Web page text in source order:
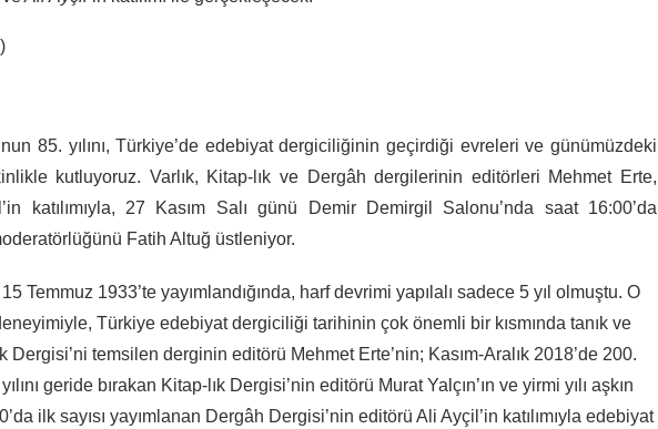
85. yılını, Türkiye’de edebiyat dergiciliğinin geçirdiği evreleri ve günümüzdeki
kutluyoruz. Varlık, Kitap-lık ve Dergâh dergilerinin editörleri Mehmet Erte,
katılımıyla, 27 Kasım Salı günü Demir Demirgil Salonu’nda saat 16:00’da
Fatih Altuğ üstleniyor.
Temmuz 1933’te yayımlandığında, harf devrimi yapılalı sadece 5 yıl olmuştu. O
Türkiye edebiyat dergiciliği tarihinin çok önemli bir kısmında tanık ve
Dergisi’ni temsilen derginin editörü Mehmet Erte’nin; Kasım-Aralık 2018’de 200.
geride bırakan Kitap-lık Dergisi’nin editörü Murat Yalçın’ın ve yirmi yılı aşkın
ilk sayısı yayımlanan Dergâh Dergisi’nin editörü Ali Ayçil’in katılımıyla edebiyat